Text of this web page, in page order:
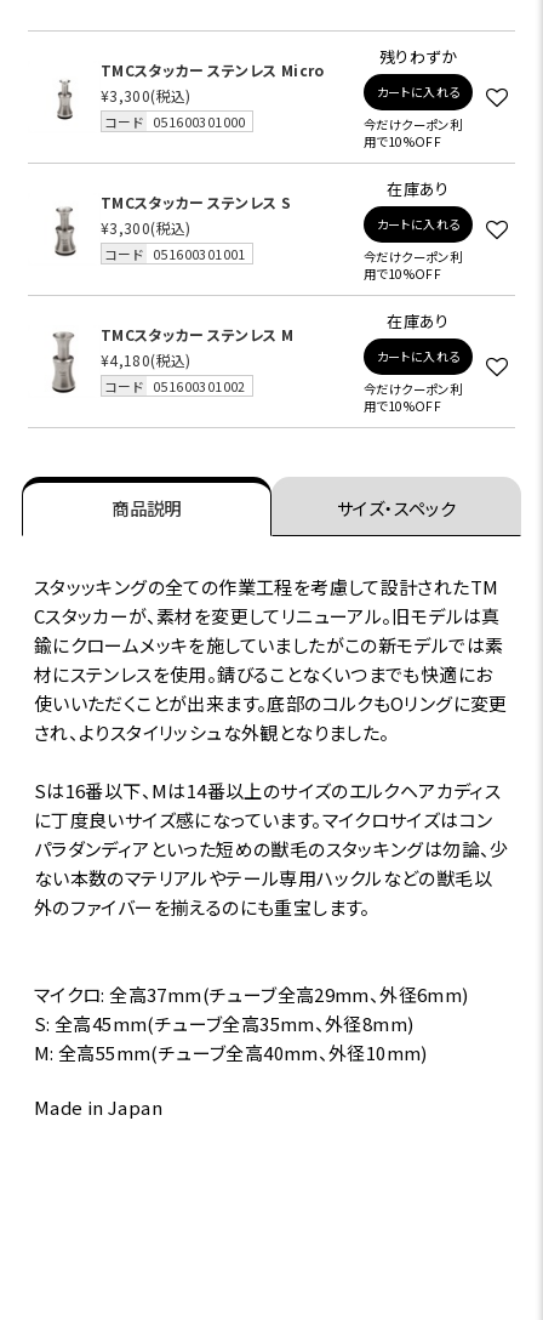
TMCスタッカー ステンレス Micro
¥3,300(税込)
コード 051600301000
残りわずか
カートに入れる
今だけクーポン利
用で10%OFF
TMCスタッカー ステンレス S
¥3,300(税込)
コード 051600301001
在庫あり
カートに入れる
今だけクーポン利
用で10%OFF
TMCスタッカー ステンレス M
¥4,180(税込)
コード 051600301002
在庫あり
カートに入れる
今だけクーポン利
用で10%OFF
商品説明 サイズ・スペック
スタッッキングの全ての作業工程を考慮して設計されたTM
Cスタッカーが、素材を変更してリニューアル。旧モデルは真
鍮にクロームメッキを施していましたがこの新モデルでは素
材にステンレスを使用。錆びることなくいつまでも快適にお
使いいただくことが出来ます。底部のコルクもOリングに変更
され、よりスタイリッシュな外観となりました。
Sは16番以下、Mは14番以上のサイズのエルクヘアカディス
に丁度良いサイズ感になっています。マイクロサイズはコン
パラダンディアといった短めの獣毛のスタッキングは勿論、少
ない本数のマテリアルやテール専用ハックルなどの獣毛以
外のファイバーを揃えるのにも重宝します。
マイクロ: 全高37mm(チューブ全高29mm、外径6mm)
S: 全高45mm(チューブ全高35mm、外径8mm)
M: 全高55mm(チューブ全高40mm、外径10mm)
Made in Japan